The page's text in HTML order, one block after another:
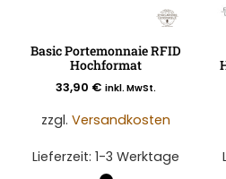
Basic Portemonnaie RFID
Hochformat
33,90 € inkl. MwSt.
zzgl.Versandkosten
Lieferzeit:1-3 Werktage